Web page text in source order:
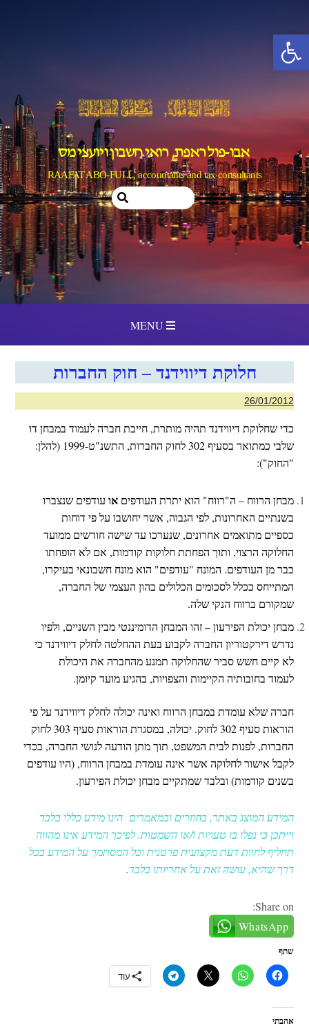
פתח סרגל נגישות
content
MENU
אבו-פול ראפת, רואי חשבון ויועצי מס
RAAFAT ABO-FULL, accountants and tax consultants
חלוקת דיווידנד – חוק החברות
26/01/2012
כדי שחלוקת דיווידנד תהיה מותרת, חייבת חברה לעמוד במבחן דו
שלבי כמתואר בסעיף302לחוק החברות, התשנ"ט-1999
(להלן:
"החוק"):
מבחן הרווח – ה"רווח" הוא יתרת העודפיםאו עודפים שנצברו
בשנתיים האחרונות, לפי הגבוה, אשר יחושבו על פי דוחות
כספיים מתואמים אחרונים, שנערכו עד שישה חודשים ממועד
החלוקה הרצוי, ותוך הפחתת חלוקות קודמות, אם לא הופחתו
כבר מן העודפים. המונח "עודפים" הוא מונח חשבונאי בעיקרו,
המתייחס ככלל לסכומים הכלולים בהון העצמי של החברה,
שמקורם ברווח הנקי שלה.
מבחן יכולת הפירעון – זהו המבחן הדומיננטי מבין השניים, ולפיו
נדרש דירקטוריון החברה לקבוע בעת ההחלטה לחלק דיווידנד כי
לא קיים חשש סביר שהחלוקה תמנע מהחברה את היכולת
לעמוד בחובותיה הקיימות והצפויות, בהגיע מועד קיומן.
חברה שלא עומדת במבחן הרווח ואינה יכולה לחלק דיווידנד על פי
הוראות סעיף302לחוק. יכולה, במסגרת הוראות סעיף 303לחוק
החברות, לפנות לבית המשפט, תוך מתן הודעה לנושי החברה, בכדי
לקבל אישור לחלוקה אשר אינה עומדת במבחן הרווח, (היו עודפים
בשנים קודמות) ובלבד שמתקיים מבחן יכולת הפירעון.
המידע המוצג באתר, בחוזרים ובמאמרים הינו מידע כללי בלבד
וייתכן כי נפלו בו טעויות ו/או השמטות. לפיכך המידע אינו מהווה
תחליף לחוות דעת מקצועית פרטנית וכל המסתמך על המידע בכל
דרך שהיא, עושה זאת על אחריותו בלבד.
Share on:
WhatsApp
שתף
עוד
אהבתי